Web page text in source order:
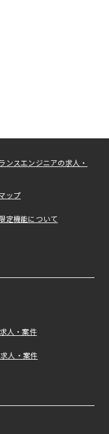
ンスエンジニアの求人・
ップ
定機能について
人・案件
人・案件